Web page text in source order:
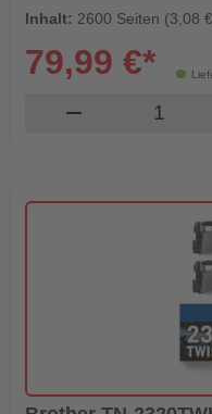
Inhalt: 2600 Seiten (3,08
79,99 €*
remove Produkt